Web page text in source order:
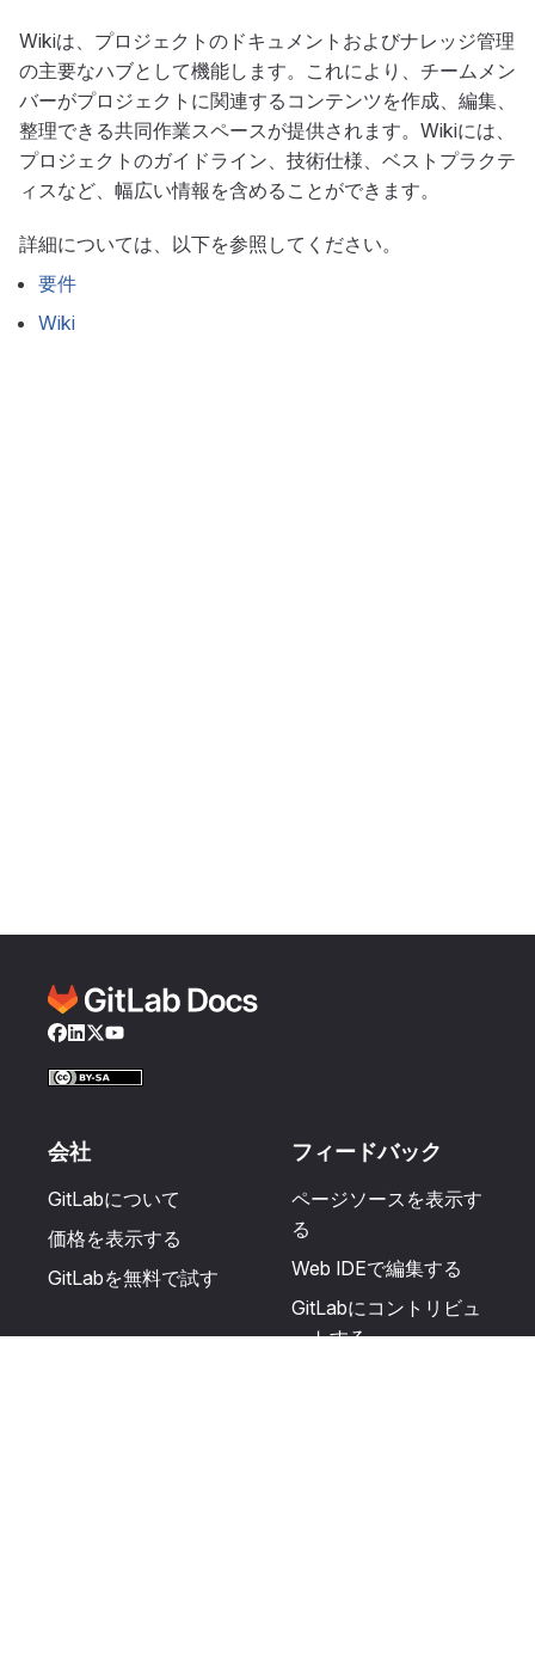
Wikiは、プロジェクトのドキュメントおよびナレッジ管理
の主要なハブとして機能します。これにより、チームメン
バーがプロジェクトに関連するコンテンツを作成、編集、
整理できる共同作業スペースが提供されます。Wikiには、
プロジェクトのガイドライン、技術仕様、ベストプラクテ
ィスなど、幅広い情報を含めることができます。
詳細については、以下を参照してください。
要件
Wiki
Facebook
LinkedIn
Twitter
YouTube
会社
GitLabについて
価格を表示する
GitLabを無料で試す
フィードバック
ページソースを表示す
る
Web IDEで編集する
GitLabにコントリビュ
ートする